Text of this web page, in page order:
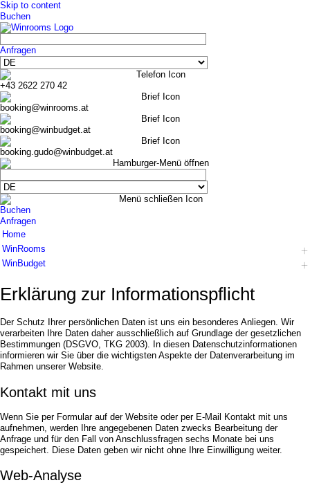
Skip to content
Buchen
Anfragen
+43 2622 270 42
booking@winrooms.at
booking@winbudget.at
booking.gudo@winbudget.at
Buchen
Anfragen
Home
WinRooms
Hotel
Frühstück
Bildergalerie
Seminare
Gruppen & Geschäftsreisende
Teambuilding
Kontakt
WinBudget
Zimmer Wiener Neustadt
Zimmer Guntramsdorf
Frühstück
Impressionen
Seminare
Gruppen & Geschäftsreisende
Angebote
Jobs
Erklärung zur Informations­pflicht
Der Schutz Ihrer persönlichen Daten ist uns ein besonderes Anliegen. Wir
verarbeiten Ihre Daten daher ausschließlich auf Grundlage der gesetzlichen
Bestimmungen (DSGVO, TKG 2003). In diesen Datenschutzinformationen
informieren wir Sie über die wichtigsten Aspekte der Datenverarbeitung im
Rahmen unserer Website.
Kontakt mit uns
Wenn Sie per Formular auf der Website oder per E-Mail Kontakt mit uns
aufnehmen, werden Ihre angegebenen Daten zwecks Bearbeitung der
Anfrage und für den Fall von Anschlussfragen sechs Monate bei uns
gespeichert. Diese Daten geben wir nicht ohne Ihre Einwilligung weiter.
Web-Analyse